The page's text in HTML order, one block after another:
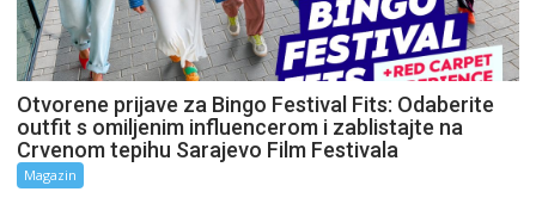
Otvorene prijave za Bingo Festival Fits: Odaberite
outfit s omiljenim influencerom i zablistajte na
Crvenom tepihu Sarajevo Film Festivala
Magazin